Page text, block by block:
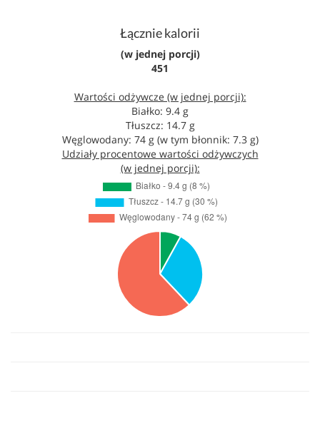
Łącznie kalorii
(w jednej porcji)
451
Wartości odżywcze (w jednej porcji):
Białko: 9.4 g
Tłuszcz: 14.7 g
Węglowodany: 74 g (w tym błonnik: 7.3 g)
Udziały procentowe wartości odżywczych
(w jednej porcji):